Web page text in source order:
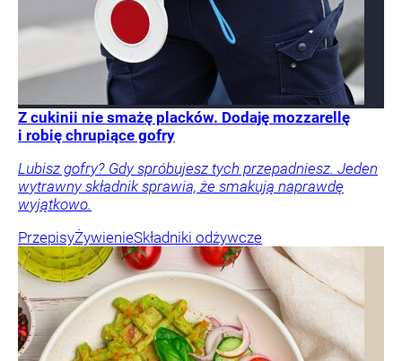
Z cukinii nie smażę placków. Dodaję mozzarellę
i robię chrupiące gofry
Lubisz gofry? Gdy spróbujesz tych przepadniesz. Jeden
wytrawny składnik sprawia, że smakują naprawdę
wyjątkowo.
PrzepisyŻywienieSkładniki odżywcze